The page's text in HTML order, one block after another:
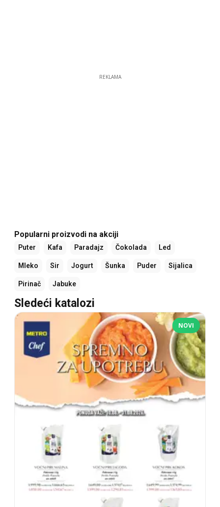
REKLAMA
Popularni proizvodi na akciji
Puter Kafa Paradajz Čokolada Led
Mleko Sir Jogurt Šunka Puder Sijalica
Pirinač Jabuke
Sledeći katalozi
NOVI